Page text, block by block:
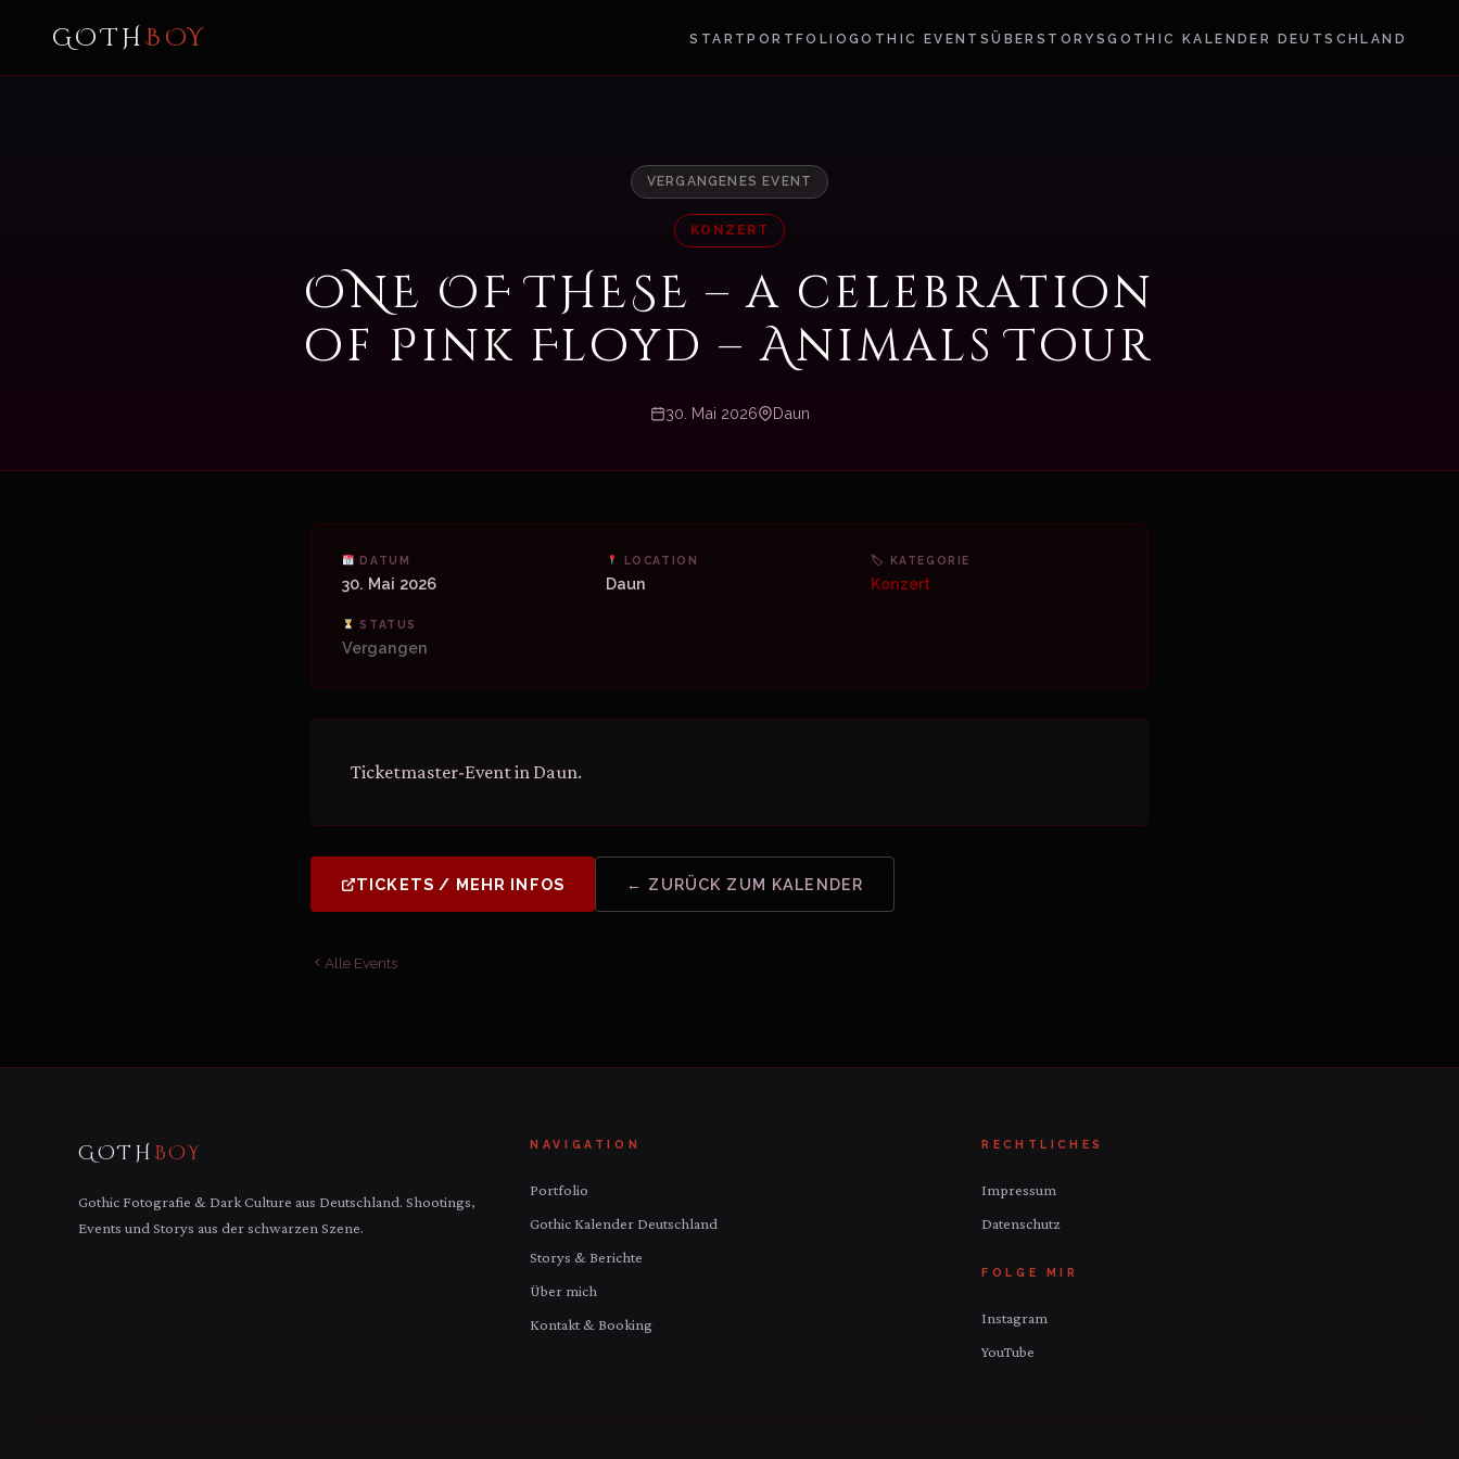
GOTHBOY START PORTFOLIO GOTHIC EVENTSÜBER STORYSGOTHIC KALENDER DEUTSCHLAND
VERGANGENES EVENT
KONZERT
ONE OF THESE – a celebration
of Pink Floyd – Animals Tour
30. Mai 2026 Daun
DATUM
30. Mai 2026
LOCATION
Daun
🏷 KATEGORIE
Konzert
STATUS
Vergangen
Ticketmaster-Event in Daun.
TICKETS / MEHR INFOS ← ZURÜCK ZUM KALENDER
Alle Events
GOTH BOY
Gothic Fotografie & Dark Culture aus Deutschland. Shootings,
Events und Storys aus der schwarzen Szene.
NAVIGATION
Portfolio
Gothic Kalender Deutschland
Storys & Berichte
Über mich
Kontakt & Booking
RECHTLICHES
Impressum
Datenschutz
FOLGE MIR
Instagram
YouTube